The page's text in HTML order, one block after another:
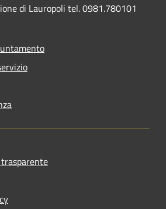
di Lauropoli tel. 0981.780101